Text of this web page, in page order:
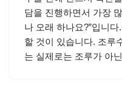
담을 진행하면서 가장
나 오래 하나요?”입니
할 것이 있습니다. 조루
는 실제로는 조루가 아